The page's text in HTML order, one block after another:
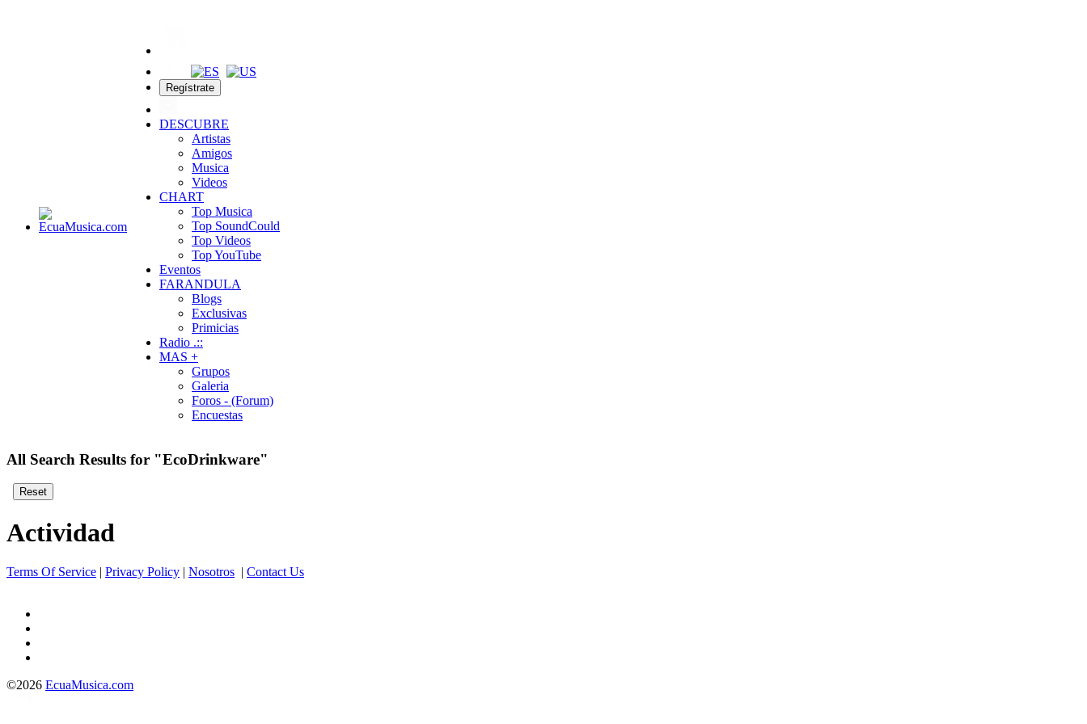
Regístrate
DESCUBRE
Artistas
Amigos
Musica
Videos
CHART
Top Musica
Top SoundCould
Top Videos
Top YouTube
Eventos
FARANDULA
Blogs
Exclusivas
Primicias
Radio .::
MAS +
Grupos
Galeria
Foros - (Forum)
Encuestas
All Search Results for "EcoDrinkware"
Actividad
Terms Of Service | Privacy Policy | Nosotros | Contact Us
©2026 EcuaMusica.com